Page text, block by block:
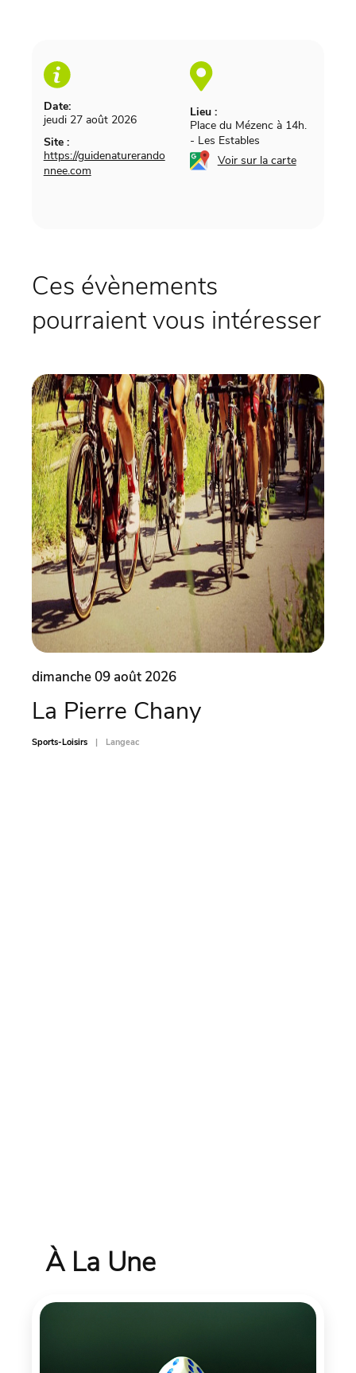
Date:
jeudi 27 août 2026
Site :
https://guidenaturerando
nnee.com
Lieu :
Place du Mézenc à 14h.
- Les Estables
Voir sur la carte
Ces évènements
pourraient vous intéresser
dimanche 09 août 2026
La Pierre Chany
Sports-Loisirs Langeac
À La Une